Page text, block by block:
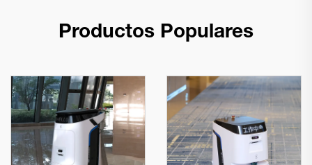
Productos Populares